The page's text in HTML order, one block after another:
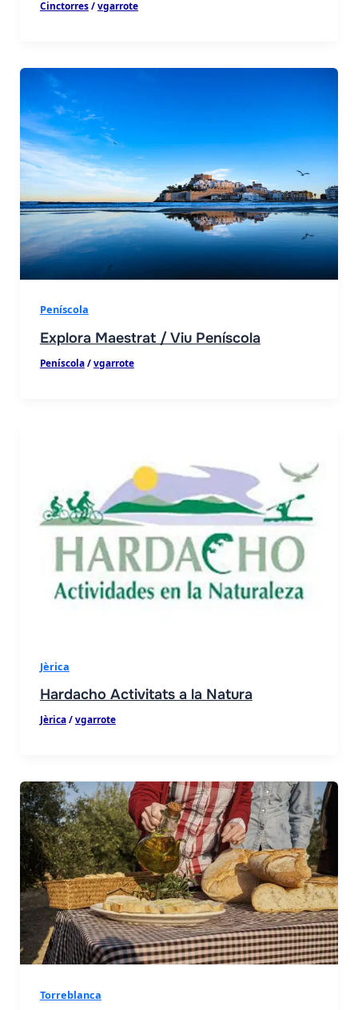
Cinctorres/vgarrote
Peníscola
Explora Maestrat / Viu Peníscola
Peníscola/vgarrote
Jèrica
Hardacho Activitats a la Natura
Jèrica/vgarrote
Torreblanca